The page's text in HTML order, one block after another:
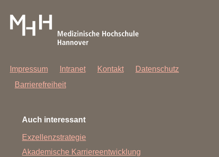
Impressum Intranet Kontakt
Datenschutz
Barrierefreiheit
Auch interessant
Exzellenzstrategie
Akademische Karriereentwicklung